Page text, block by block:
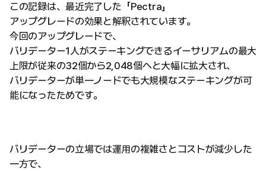
この記録は、最近完了した「Pectra」
アップグレードの効果と解釈されています。
今回のアップグレードで、
バリデーター1人がステーキングできるイーサリアムの最大
上限が従来の32個から2,048個へと大幅に拡大され、
バリデーターが単一ノードでも大規模なステーキングが可
能になったためです。
バリデーターの立場では運用の複雑さとコストが減少した
一方で、